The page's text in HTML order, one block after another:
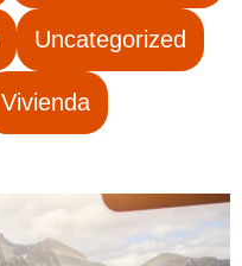
Uncategorized
Vivienda